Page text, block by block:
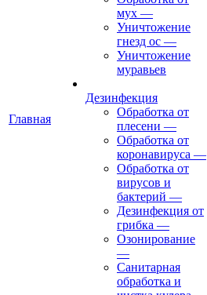
Главная
мух —
Уничтожение
гнезд ос —
Уничтожение
муравьев
Дезинфекция
Обработка от
плесени —
Обработка от
коронавируса —
Обработка от
вирусов и
бактерий —
Дезинфекция от
грибка —
Озонирование
—
Санитарная
обработка и